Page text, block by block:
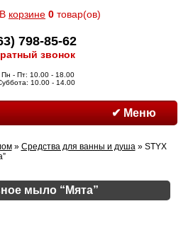
В корзине 0 товар(ов)
798-85-62
звонок
Пн - Пт: 10.00 - 18.00
10.00 - 14.00
✔ Меню
» Средства для ванны и душа» STYX
мыло “Мята”